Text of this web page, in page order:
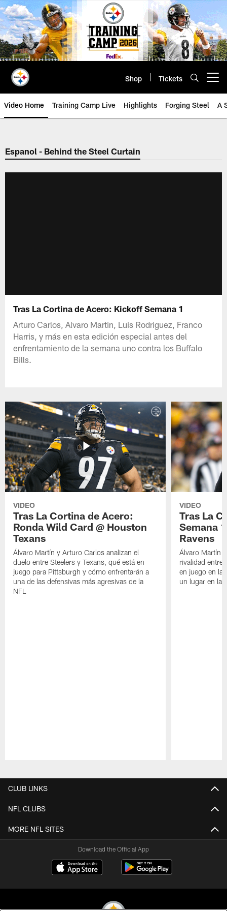
Skip
to
main
content
Shop Tickets
Video Home Training Camp Live Highlights Forging Steel A
Espanol - Behind the Steel Curtain
Tras La Cortina de Acero: Kickoff Semana 1
Arturo Carlos, Alvaro Martin, Luis Rodriguez, Franco
Harris, y más en esta edición especial antes del
enfrentamiento de la semana uno contra los Buffalo
Bills.
VIDEO
Tras La Cortina de Acero:
Ronda Wild Card @ Houston
Texans
Álvaro Martín y Arturo Carlos analizan el
duelo entre Steelers y Texans, qué está en
juego para Pittsburgh y cómo enfrentarán a
una de las defensivas más agresivas de la
NFL
VIDEO
Tras La
Semana
Ravens
Álvaro Martín
rivalidad entre
en juego en la
un lugar en la
CLUB LINKS
NFL CLUBS
MORE NFL SITES
Download the Official App